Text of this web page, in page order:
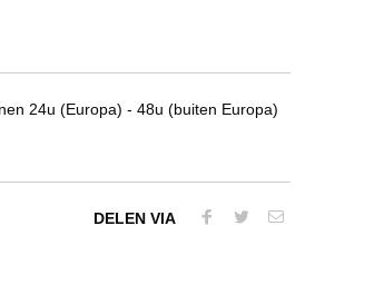
24u (Europa) - 48u (buiten Europa)
DELEN VIA